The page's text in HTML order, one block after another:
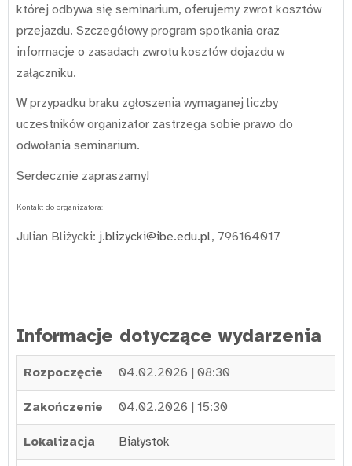
której odbywa się seminarium, oferujemy zwrot kosztów
przejazdu. Szczegółowy program spotkania oraz
informacje o zasadach zwrotu kosztów dojazdu w
załączniku.
W przypadku braku zgłoszenia wymaganej liczby
uczestników organizator zastrzega sobie prawo do
odwołania seminarium.
Serdecznie zapraszamy!
Kontakt do organizatora:
Julian Bliżycki: j.blizycki@ibe.edu.pl, 796164017
Informacje dotyczące wydarzenia
Rozpoczęcie 04.02.2026 | 08:30
Zakończenie 04.02.2026 | 15:30
Lokalizacja Białystok